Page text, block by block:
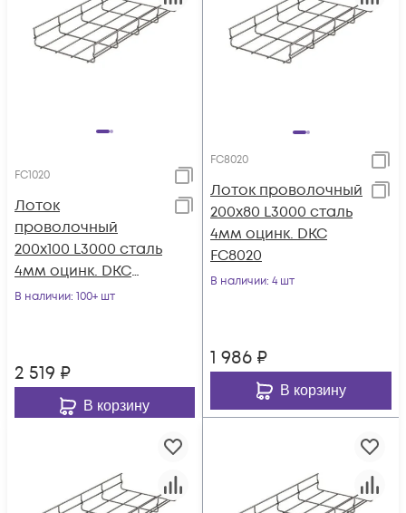
FC1020
Лоток
проволочный
200х100 L3000 сталь
4мм оцинк. DKC
FC1020
В наличии: 100+ шт
2 519 ₽
В корзину
FC8020
Лоток проволочный
200х80 L3000 сталь
4мм оцинк. DKC
FC8020
В наличии: 4 шт
1 986 ₽
В корзину